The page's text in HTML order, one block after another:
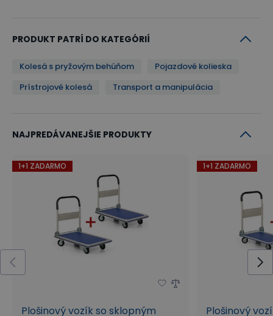
PRODUKT PATRÍ DO KATEGÓRIÍ
Kolesá s pryžovým behúňom
Pojazdové kolieska
Prístrojové kolesá
Transport a manipulácia
NAJPREDÁVANEJŠIE PRODUKTY
1+1 ZADARMO
Plošinový vozík so sklopným
1+1 ZADARMO
Plošinový